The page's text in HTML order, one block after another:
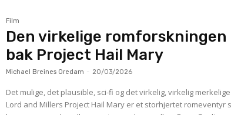
Film
Den virkelige romforskningen
bak Project Hail Mary
Michael Breines Oredam - 20/03/2026
Det mulige, det plausible, sci-fi og det virkelig, virkelig
Lord and Millers Project Hail Mary er et storhjertet romeventyr